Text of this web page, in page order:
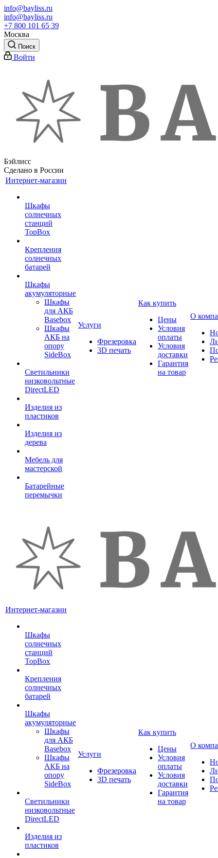
info@bayliss.ru
info@bayliss.ru
+7 800 101 65 39
Москва
Поиск
Войти
Бэйлисс
Сделано в России
Интернет-магазин
Шкафы
солнечных
станций
TopBox
Крепления
солнечных
батарей
Шкафы
акумуляторные
Шкафы
для АКБ
Basebox
Шкафы
АКБ на
опору
SideBox
Светильники
низковольтные
DirectLED
Изделия из
пластиков
Изделия из
дерева
Мебель для
мастерской
Батарейные
перемычки
Услуги
Фрезеровка
3D печать
Как купить
Цены
Условия
оплаты
Условия
доставки
Гарантия
на товар
О
Интернет-магазин
Шкафы
солнечных
станций
TopBox
Крепления
солнечных
батарей
Шкафы
акумуляторные
Шкафы
для АКБ
Basebox
Шкафы
АКБ на
опору
SideBox
Светильники
низковольтные
DirectLED
Изделия из
пластиков
Услуги
Фрезеровка
3D печать
Как купить
Цены
Условия
оплаты
Условия
доставки
Гарантия
на товар
О